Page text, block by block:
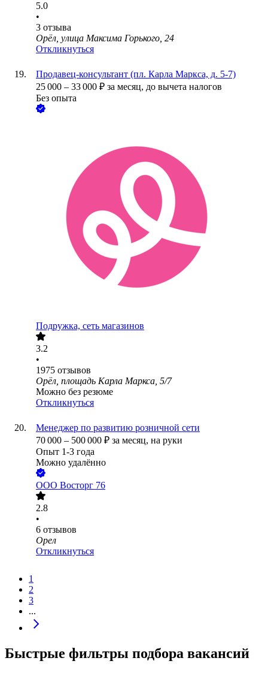
5.0
•
3 отзыва
Орёл, улица Максима Горького, 24
Откликнуться
Продавец-консультант (пл. Карла Маркса, д. 5-7)
25 000 – 33 000 ₽ за месяц, до вычета налогов
Без опыта
Подружка, сеть магазинов
3.2
•
1975 отзывов
Орёл, площадь Карла Маркса, 5/7
Можно без резюме
Откликнуться
Менеджер по развитию розничной сети
70 000 – 500 000 ₽ за месяц, на руки
Опыт 1-3 года
Можно удалённо
ООО Восторг 76
2.8
•
6 отзывов
Орел
Откликнуться
1
2
3
...
Быстрые фильтры подбора вакансий